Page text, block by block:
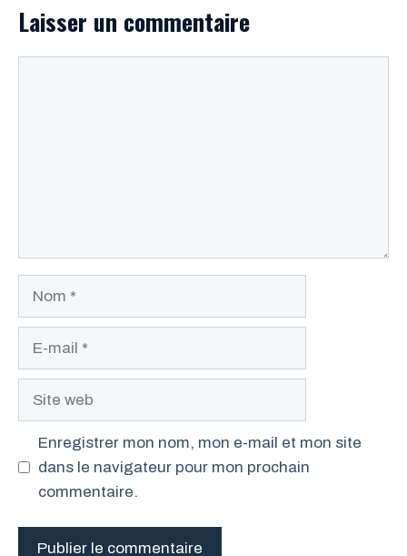
Laisser un commentaire
Enregistrer mon nom, mon e-mail et mon site
dans le navigateur pour mon prochain
commentaire.